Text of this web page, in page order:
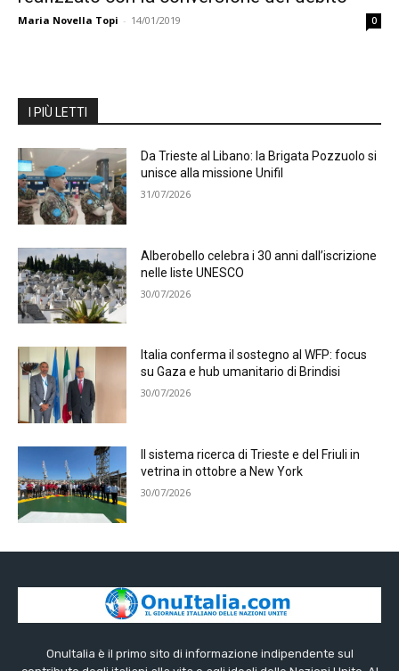
Maria Novella Topi - 14/01/2019 0
I PIÙ LETTI
Da Trieste al Libano: la Brigata Pozzuolo si
unisce alla missione Unifil
31/07/2026
Alberobello celebra i 30 anni dall’iscrizione
nelle liste UNESCO
30/07/2026
Italia conferma il sostegno al WFP: focus
su Gaza e hub umanitario di Brindisi
30/07/2026
Il sistema ricerca di Trieste e del Friuli in
vetrina in ottobre a New York
30/07/2026
OnuItalia è il primo sito di informazione indipendente sul